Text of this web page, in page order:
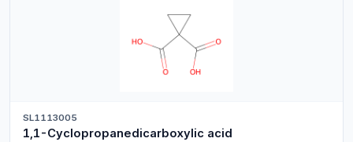
SL1113005
1,1-Cyclopropanedicarboxylic acid